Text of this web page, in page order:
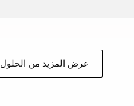
عرض المزيد من الحلول